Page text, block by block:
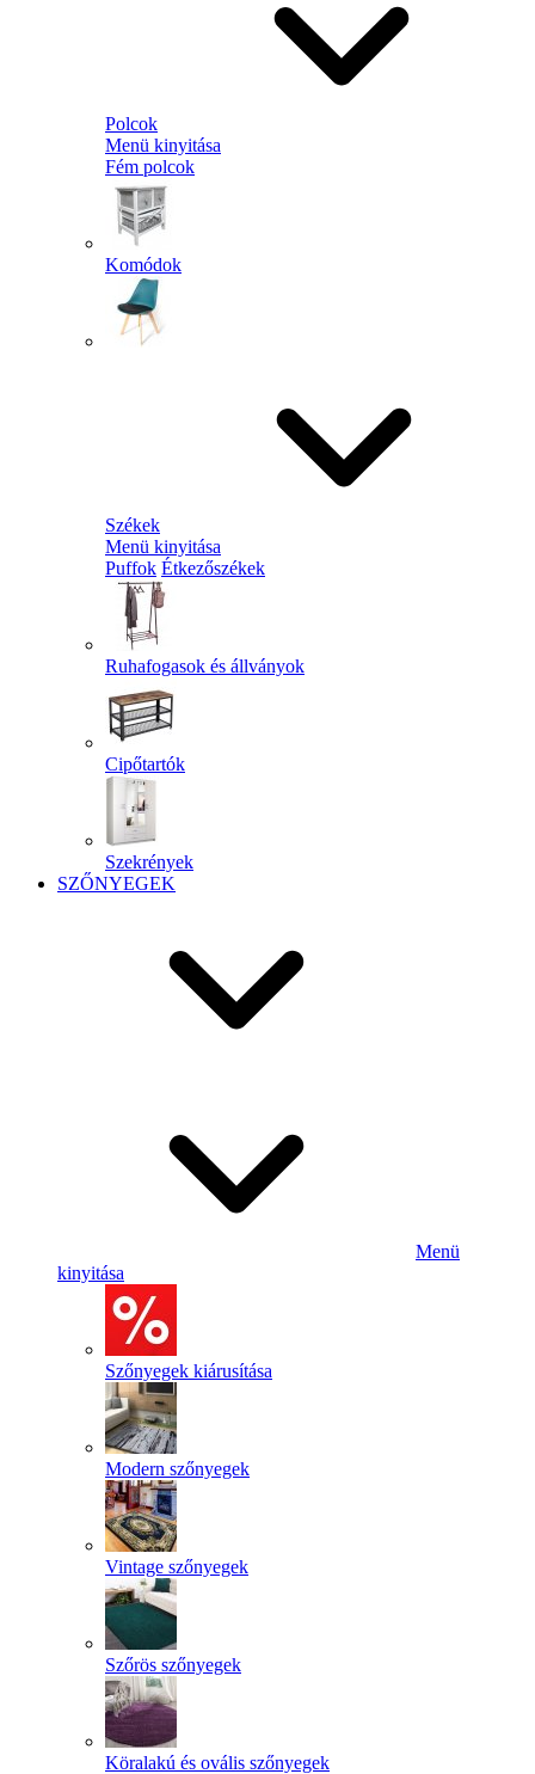
Polcok
Menü kinyitása
Fém polcok
Komódok
Székek
Menü kinyitása
Puffok Étkezőszékek
Ruhafogasok és állványok
Cipőtartók
Szekrények
SZŐNYEGEK
Menü
kinyitása
Szőnyegek kiárusítása
Modern szőnyegek
Vintage szőnyegek
Szőrös szőnyegek
Köralakú és ovális szőnyegek